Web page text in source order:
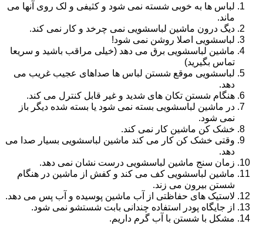
لباس ها به خوبی شسته نمی شود و کثیفی و لک روی آنها می
ماند.
دیگ درون ماشین لباسشویی نمی چرخد و کار نمی کند.
لباسشویی اصلا روشن نمی شود!
ماشین لباسشویی برق می دهد (خیلی مراقب باشید و سریعا
تماس بگیرید)
لباسشویی موقع شستن لباس ها صداهای عجیب غریب می
دهد.
هنگام شستن تکان های شدید و غیر قابل کنترل می کند.
در ماشین لباسشویی بسته نمی شود یا بسته شده دیگر باز
نمی شود.
خشک کن ماشین کار نمی کند.
وقتی خشک کن کار می کند ماشین لباسشویی بسیار صدا می
دهد.
زمان سنج ماشین لباسشویی درست نشان نمی دهد.
ماشین لباسشویی کف می کند و کفش از ماشین در هنگام
شستن بیرون می زند.
لاستیک های حفاظتی از آب ماشین پوسیده و آب پس می دهد.
از جایگاه پودر استفاده چندانی بابت شستشو نمی شود.
مشکل با شستن با آب گرم داریم.